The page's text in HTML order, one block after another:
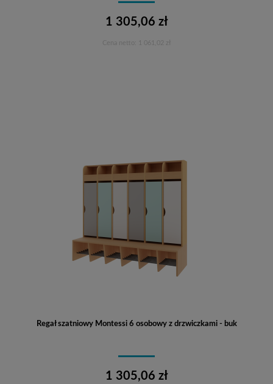
1 305,06 zł
1 061,02 zł
Regał szatniowy Montessi 6 osobowy z drzwiczkami - buk
1 305,06 zł